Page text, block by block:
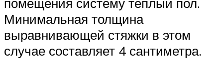
помещения систему тёплый пол.
Минимальная толщина
выравнивающей стяжки в этом
случае составляет 4 сантиметра.